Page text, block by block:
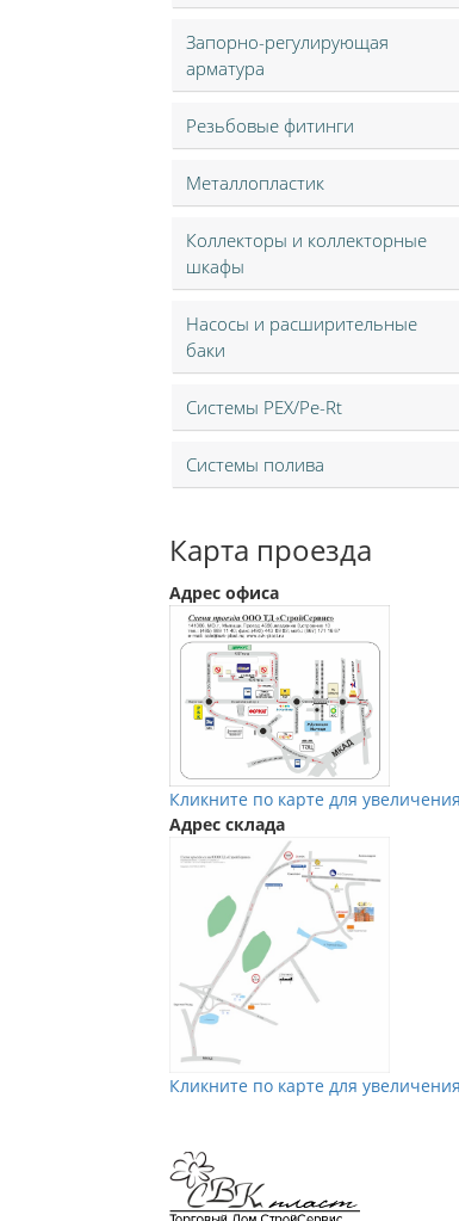
Запорно-регулирующая
арматура
Резьбовые фитинги
Металлопластик
Коллекторы и коллекторные
шкафы
Насосы и расширительные
баки
Системы PEX/Pe-Rt
Системы полива
Карта проезда
Адрес офиса
Кликните по карте для увеличения
Адрес склада
Кликните по карте для увеличения
Мы в Vkontakte
Мы в Телеграм